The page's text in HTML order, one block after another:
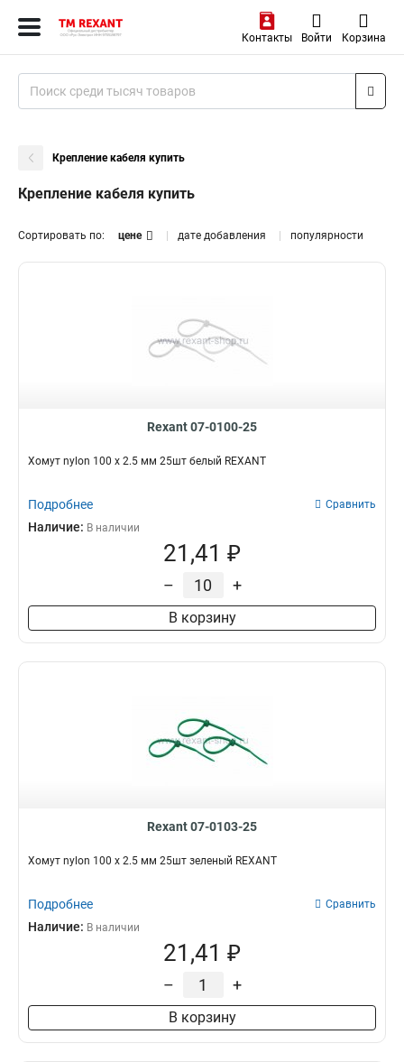
Контакты Войти Корзина
Крепление кабеля купить
Крепление кабеля купить
Сортировать по: цене дате добавления популярности
Rexant 07-0100-25
Хомут nylon 100 х 2.5 мм 25шт белый REXANT
Подробнее Сравнить
Наличие: В наличии
21,41 ₽
– +
В корзину
Rexant 07-0103-25
Хомут nylon 100 х 2.5 мм 25шт зеленый REXANT
Подробнее Сравнить
Наличие: В наличии
21,41 ₽
– +
В корзину